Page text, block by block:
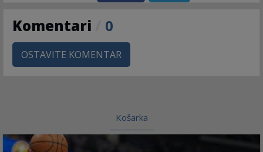
Komentari 0
OSTAVITE KOMENTAR
Košarka